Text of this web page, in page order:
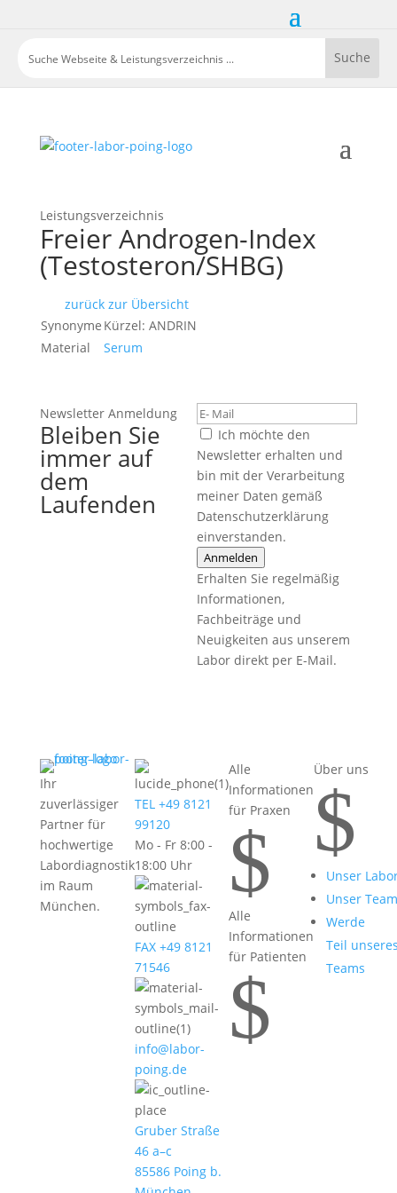
Leistungsverzeichnis
Freier Androgen-Index
(Testosteron/SHBG)
zurück zur Übersicht
Synonyme Kürzel: ANDRIN
Material
Serum
Newsletter Anmeldung
Bleiben Sie
immer auf
dem
Laufenden
Ich möchte den
Newsletter erhalten und
bin mit der Verarbeitung
meiner Daten gemäß
Datenschutzerklärung
einverstanden.
Anmelden
Erhalten Sie regelmäßig
Informationen,
Fachbeiträge und
Neuigkeiten aus unserem
Labor direkt per E-Mail.
Ihr
zuverlässiger
Partner für
hochwertige
Labordiagnostik
im Raum
München.
TEL +49 8121
99120
Mo - Fr 8:00 -
18:00 Uhr
FAX +49 8121
71546
info@labor-
poing.de
Gruber Straße
46 a–c
85586 Poing b.
Alle
Informationen
für Praxen
$
Alle
Informationen
für Patienten
$
Über uns
$
Unser
Unser Team
Werde
Teil
Teams